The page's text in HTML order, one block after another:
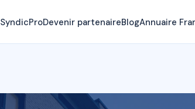
SyndicProDevenir partenaireBlogAnnuaire